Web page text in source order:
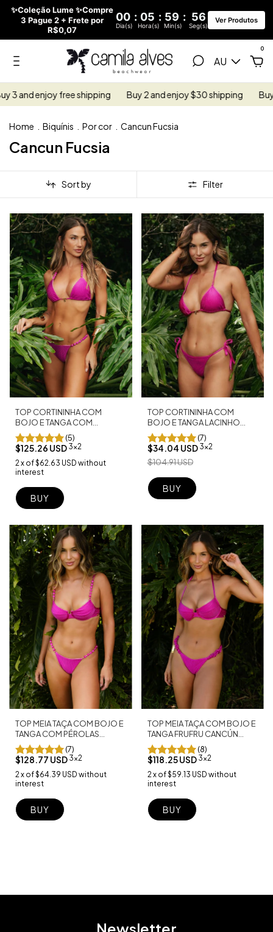
✨Coleção Lume ✨Compre
3 Pague 2 + Frete por
R$0,07
00 : 05 : 59 : 55
Dia(s) Hora(s) Min(s) Seg(s)
Ver Produtos
AU
0
3 and enjoy free shipping Buy 2 and enjoy $30 shipping Buy
Home Biquínis Por cor Cancun Fucsia
Cancun Fucsia
Sort by Filter
TOP CORTININHA COM
BOJO E TANGA COM
PÉROLAS CANCÚN FUCSIA
(5)
$125.26 USD 3x2
2 x of$62.63 USD without
interest
BUY
TOP CORTININHA COM
BOJO E TANGA LACINHO
SEMI FIO CANCÚN FUCSIA
(7)
$34.04 USD 3x2
$104.91 USD
BUY
TOP MEIA TAÇA COM BOJO E
TANGA COM PÉROLAS
CANCÚN FUCSIA
(7)
$128.77 USD 3x2
2x of$64.39 USD without
interest
BUY
TOP MEIA TAÇA COM BOJO E
TANGA FRUFRU CANCÚN
FUCSIA
(8)
$118.25 USD 3x2
2x of$59.13 USD without
interest
BUY